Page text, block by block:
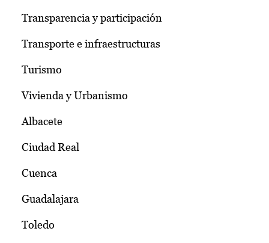
Transparencia y participación
Transporte e infraestructuras
Turismo
Vivienda y Urbanismo
Albacete
Ciudad Real
Cuenca
Guadalajara
Toledo